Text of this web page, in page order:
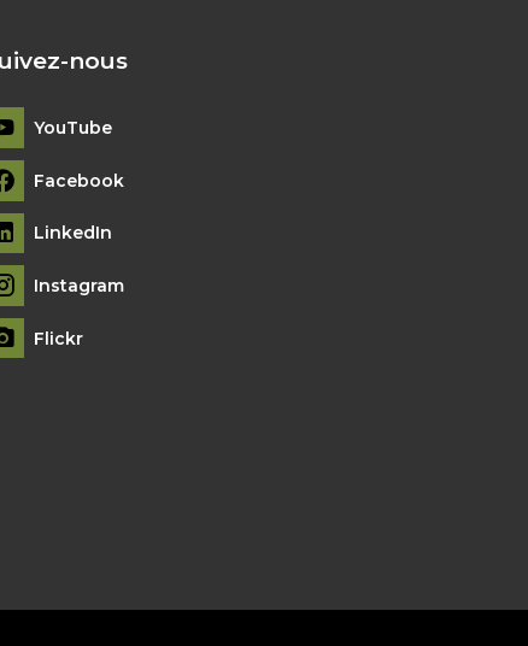
nous
YouTube
Facebook
LinkedIn
Instagram
Flickr